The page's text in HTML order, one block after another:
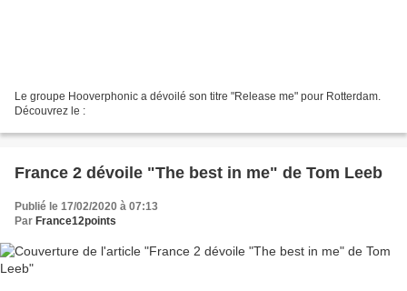
Le groupe Hooverphonic a dévoilé son titre "Release me" pour Rotterdam.
Découvrez le :
France 2 dévoile "The best in me" de Tom Leeb
Publié le 17/02/2020 à 07:13
Par France12points